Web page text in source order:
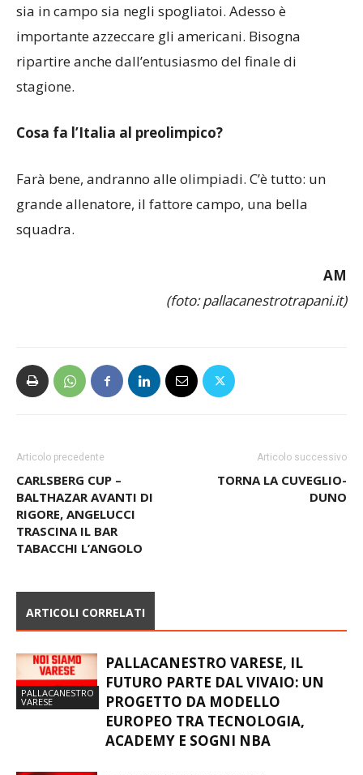
importante azzeccare gli americani. Bisogna
ripartire anche dall’entusiasmo del finale di
stagione.
grande allenatore, il fattore campo, una bella
squadra.
(foto: pallacanestrotrapani.it)
CARLSBERG CUP –
BALTHAZAR AVANTI DI
RIGORE, ANGELUCCI
TRASCINA IL BAR
TABACCHI L’ANGOLO
TORNA LA CUVEGLIO-
DUNO
PALLACANESTRO
VARESE
FUTURO PARTE DAL VIVAIO: UN
PROGETTO DA MODELLO
EUROPEO TRA TECNOLOGIA,
ACADEMY E SOGNI NBA